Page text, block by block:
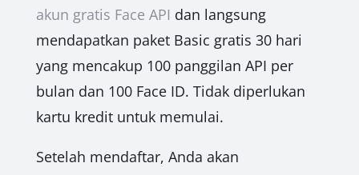
akun gratis Face API dan langsung
mendapatkan paket Basic gratis 30 hari
yang mencakup 100 panggilan API per
bulan dan 100 Face ID. Tidak diperlukan
kartu kredit untuk memulai.
Setelah mendaftar, Anda akan